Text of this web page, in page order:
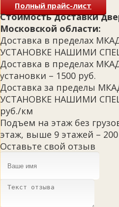
Полный прайс-лист
Стоимость доставки
Московской области:
Доставка в пределах
УСТАНОВКЕ НАШИМИ
Доставка в пределах
установки – 1500 руб.
Доставка за пределы
УСТАНОВКЕ НАШИМИ
руб./км
Подъем на этаж без
этаж, выше 9 этажей – 200
Оставьте свой отзыв